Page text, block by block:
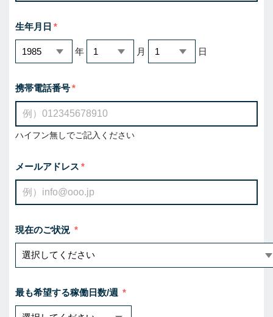
生年月日
年 月 日
携帯電話番号
ハイフン無しでご記入ください
メールアドレス
現在のご状況
最も希望する稼働日数/週